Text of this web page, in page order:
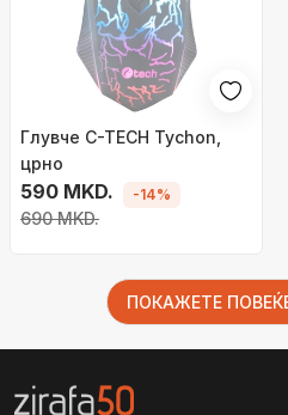
Глувче C-TECH Tychon,
црно
590 MKD.
690 MKD.
-14%
ПОКАЖЕТЕ